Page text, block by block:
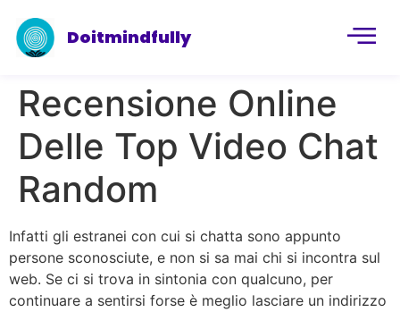
Doitmindfully
Recensione Online
Delle Top Video Chat
Random
Infatti gli estranei con cui si chatta sono appunto
persone sconosciute, e non si sa mai chi si incontra sul
web. Se ci si trova in sintonia con qualcuno, per
continuare a sentirsi forse è meglio lasciare un indirizzo